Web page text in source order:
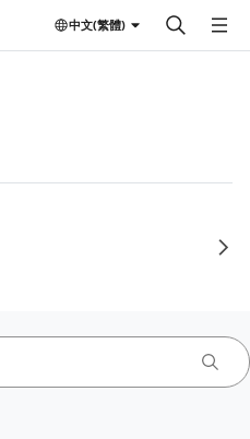
中文(繁體)